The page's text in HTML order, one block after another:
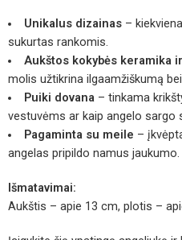
Unikalus dizainas–
sukurtas rankomis.
Aukštos kokybės keramika
molis užtikrina ilgaamžiškumą
Puiki dovana– tinkama
vestuvėms ar kaip angelo sargo
Pagaminta su meile –
angelas pripildo namus jaukumo.
Išmatavimai:
Aukštis – apie 13 cm, plotis –